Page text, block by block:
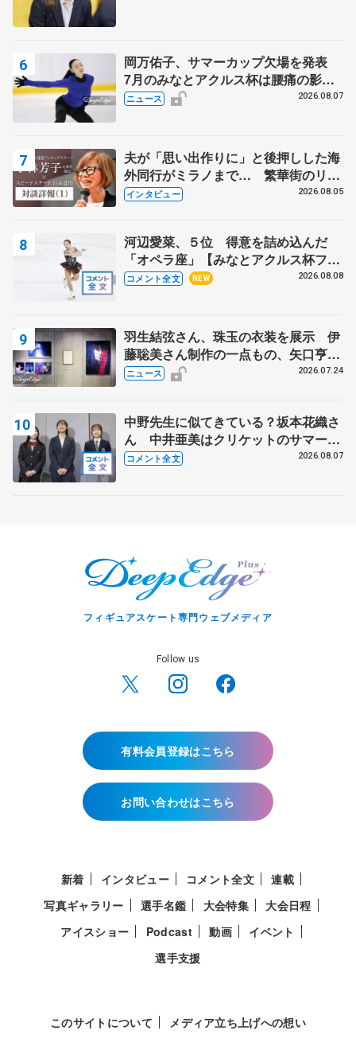
岡万佑子、サマーカップ欠場を発表
7月のみなとアクルス杯は腰痛の影響
で
ニュース 2026.08.07
夫が「思い出作りに」と後押しした海
外同行がミラノまで… 繁華街のリン
クでは不良のお兄さんも味方に 小林
インタビュー 2026.08.05
河辺愛菜、５位 得意を詰め込んだ
「オペラ座」【みなとアクルス杯フリ
ー】
コメント全文 NEW 2026.08.08
羽生結弦さん、珠玉の衣装を展示 伊
藤聡美さん制作の一点もの、矢口亨さ
んが撮影
ニュース 2026.07.24
中野先生に似てきている？坂本花織さ
ん 中井亜美はクリケットのサマーキ
ャンプに 島田麻央はたくさん試合に
コメント全文 2026.08.07
フィギュアスケート専門ウェブメディア
Follow us
有料会員登録はこちら
お問い合わせはこちら
新着 インタビュー コメント全文
連載
写真ギャラリー
選手名鑑 大会特集
大会日程
アイスショー
Podcast 動画
イベント
選手支援
このサイトについて メディア立ち上げへの想い